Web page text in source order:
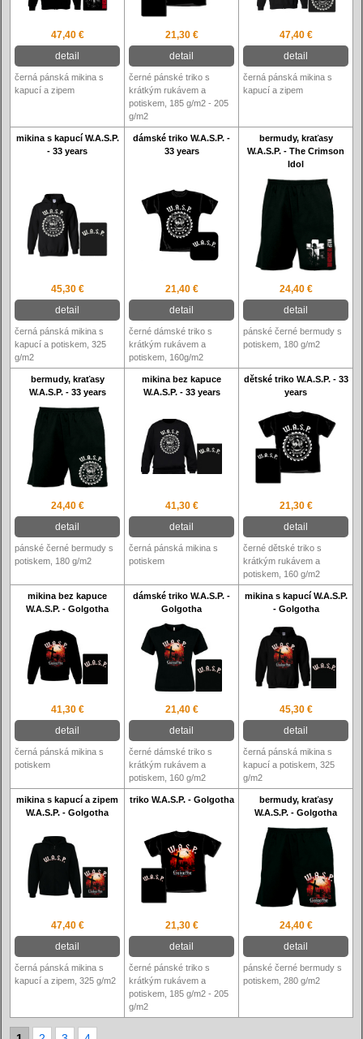
47,40 €
detail
21,30 €
detail
47,40 €
detail
černá pánská mikina s
kapucí a zipem
černé pánské triko s
krátkým rukávem a
potiskem, 185 g/m2 - 205
g/m2
černá pánská mikina s
kapucí a zipem
mikina s kapucí W.A.S.P.
- 33 years
dámské triko W.A.S.P. -
33 years
bermudy, kraťasy
W.A.S.P. - The Crimson
Idol
45,30 €
detail
21,40 €
detail
24,40 €
detail
černá pánská mikina s
kapucí a potiskem, 325
g/m2
černé dámské triko s
krátkým rukávem a
potiskem, 160g/m2
pánské černé bermudy s
potiskem, 180 g/m2
bermudy, kraťasy
W.A.S.P. - 33 years
mikina bez kapuce
W.A.S.P. - 33 years
dětské triko W.A.S.P. - 33
years
24,40 €
detail
41,30 €
detail
21,30 €
detail
pánské černé bermudy s
potiskem, 180 g/m2
černá pánská mikina s
potiskem
černé dětské triko s
krátkým rukávem a
potiskem, 160 g/m2
mikina bez kapuce
W.A.S.P. - Golgotha
dámské triko W.A.S.P. -
Golgotha
mikina s kapucí W.A.S.P.
- Golgotha
41,30 €
detail
21,40 €
detail
45,30 €
detail
černá pánská mikina s
potiskem
černé dámské triko s
krátkým rukávem a
potiskem, 160 g/m2
černá pánská mikina s
kapucí a potiskem, 325
g/m2
mikina s kapucí a zipem
W.A.S.P. - Golgotha
triko W.A.S.P. - Golgotha
bermudy, kraťasy
W.A.S.P. - Golgotha
47,40 €
detail
21,30 €
detail
24,40 €
detail
černá pánská mikina s
kapucí a zipem, 325 g/m2
černé pánské triko s
krátkým rukávem a
potiskem, 185 g/m2 - 205
g/m2
pánské černé bermudy s
potiskem, 280 g/m2